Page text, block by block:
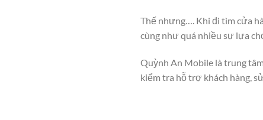
Thế nhưng…. Khi đi tìm cửa
cùng như quá nhiều sự lựa
Quỳnh An Mobile là trung
kiểm tra hỗ trợ khách hàng,